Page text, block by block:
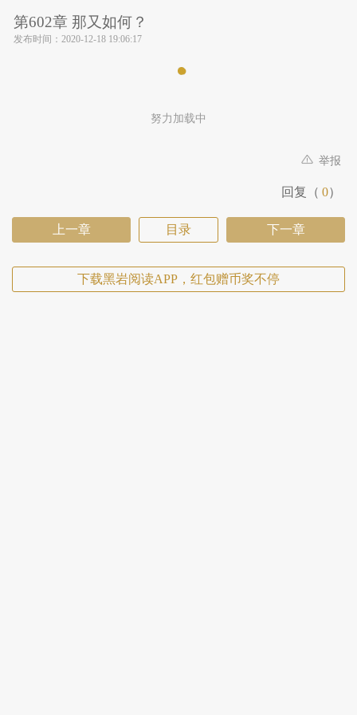
第602章 那又如何？
发布时间： 2020-12-18 19:06:17
努力加载中
举报
回复（ 0）
上一章 目录 下一章
下载黑岩阅读APP，红包赠币奖不停